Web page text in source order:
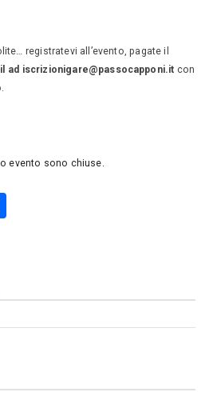
registratevi all’evento, pagate il
ad iscrizionigare@passocapponi.it con
evento sono chiuse.
vi
di